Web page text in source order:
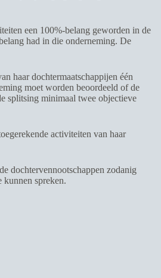
een 100%-belang geworden in de
had in die onderneming. De
haar dochtermaatschappijen één
moet worden beoordeeld of de
splitsing minimaal twee objectieve
activiteiten van haar
dochtervennootschappen zodanig
kunnen spreken.